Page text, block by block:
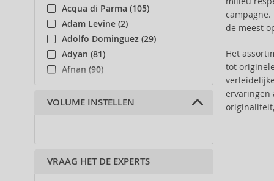
de meest
Het
tot
ervaringen
Acqua di Parma (105)
Adam Levine (2)
Adolfo Dominguez (29)
Adyan (81)
Afnan (90)
Agent Provocateur (13)
Aigner (42)
Al Wataniah (82)
Alberta Ferretti (1)
VOLUME INSTELLEN
VRAAG HET DE EXPERTS